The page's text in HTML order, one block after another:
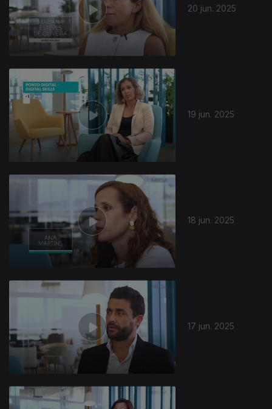
20 jun. 2025
19 jun. 2025
18 jun. 2025
17 jun. 2025
857942